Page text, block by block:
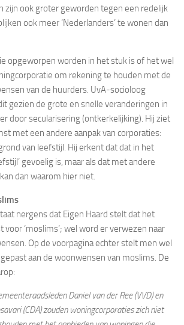
zijn ook groter geworden tegen een redelijk
ook meer ‘Nederlanders’ te wonen dan
opgeworpen worden in het stuk is of het wel
om rekening te houden met de
van de huurders. UvA-socioloog
gezien de grote en snelle veranderingen in
door secularisering (ontkerkelijking). Hij ziet
met een andere aanpak van corporaties:
van leefstijl. Hij erkent dat dat in het
gevoelig is, maar als dat met andere
dan waarom hier niet.
nergens dat Eigen Haard stelt dat het
voor ‘moslims’; wel word er verwezen naar
Op de voorpagina echter stelt men wel
aan de woonwensen van moslims. De
Daniel van der Ree (VVD) en
(CDA) zouden woningcorporaties zich niet